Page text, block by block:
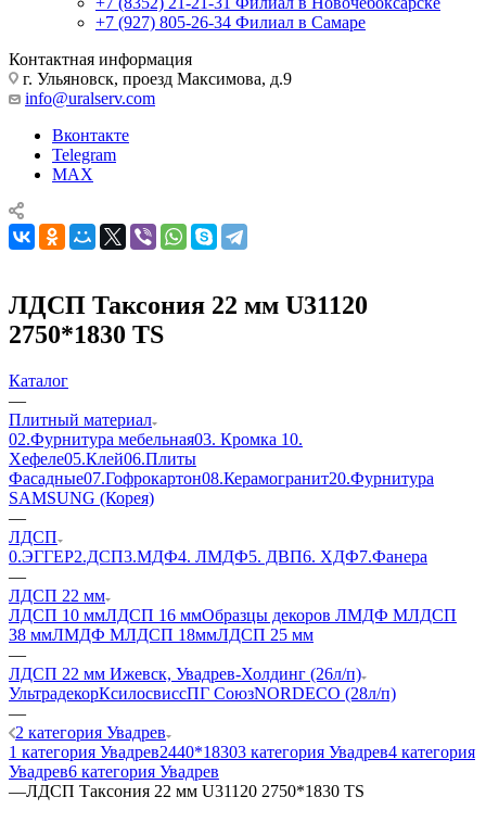
+7 (927) 805-26-34 Филиал в Самаре
Контактная информация
г. Ульяновск, проезд Максимова, д.9
info@uralserv.com
Вконтакте
Telegram
MAX
ЛДСП Таксония 22 мм U31120
2750*1830 TS
Каталог
—
Плитный материал
02.Фурнитура мебельная03. Кромка 10.
Хефеле05.Клей06.Плиты
Фасадные07.Гофрокартон08.Керамогранит20.Фурнитура
SAMSUNG (Корея)
—
ЛДСП
0.ЭГГЕР2.ДСП3.МДФ4. ЛМДФ5. ДВП6. ХДФ7.Фанера
—
ЛДСП 22 мм
ЛДСП 10 ммЛДСП 16 ммОбразцы декоров ЛМДФ МЛДСП
38 ммЛМДФ МЛДСП 18ммЛДСП 25 мм
—
ЛДСП 22 мм Ижевск, Увадрев-Холдинг (26л/п)
УльтрадекорКсилосвиссПГ СоюзNORDECO (28л/п)
—
2 категория Увадрев
1 категория Увадрев2440*18303 категория Увадрев4 категория
Увадрев6 категория Увадрев
—ЛДСП Таксония 22 мм U31120 2750*1830 TS